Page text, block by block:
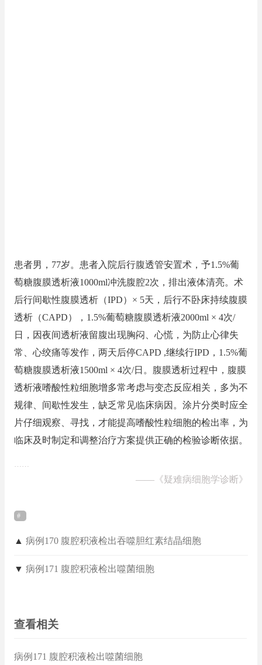
患者男，77岁。患者入院后行腹透管安置术，予1.5%葡
萄糖腹膜透析液1000ml冲洗腹腔2次，排出液体清亮。术
后行间歇性腹膜透析（IPD）× 5天，后行不卧床持续腹膜
透析（CAPD），1.5%葡萄糖腹膜透析液2000ml × 4次/
日，因夜间透析液留腹出现胸闷、心慌，为防止心律失
常、心绞痛等发作，两天后停CAPD ,继续行IPD，1.5%葡
萄糖腹膜透析液1500ml × 4次/日。腹膜透析过程中，腹膜
透析液嗜酸性粒细胞增多常考虑与变态反应相关，多为不
规律、间歇性发生，缺乏常见临床病因。涂片分类时应全
片仔细观察、寻找，才能提高嗜酸性粒细胞的检出率，为
临床及时制定和调整治疗方案提供正确的检验诊断依据。
……
—— 《疑难病细胞学诊断》
▲ 病例170 腹腔积液检出吞噬胆红素结晶细胞
▼ 病例171 腹腔积液检出噬菌细胞
查看相关
病例171 腹腔积液检出噬菌细胞